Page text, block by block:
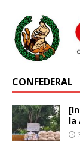
CONFEDERAL
la